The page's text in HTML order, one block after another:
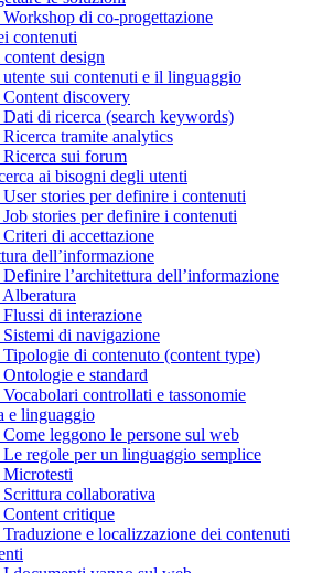
Workshop di co-progettazione
contenuti
design
sui contenuti e il linguaggio
discovery
di ricerca (search keywords)
tramite analytics
sui forum
ai bisogni degli utenti
stories per definire i contenuti
stories per definire i contenuti
di accettazione
dell’informazione
l’architettura dell’informazione
di interazione
di navigazione
di contenuto (content type)
e standard
controllati e tassonomie
e linguaggio
leggono le persone sul web
regole per un linguaggio semplice
collaborativa
critique
e localizzazione dei contenuti